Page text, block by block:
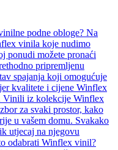
podne obloge? Na
vinila koje nudimo
ponudi možete pronaći
pripremljenu
spajanja koji omogućuje
kvalitete i cijene Winflex
Vinili iz kolekcije Winflex
za svaki prostor, kako
u vašem domu. Svakako
utjecaj na njegovu
odabrati Winflex vinil?